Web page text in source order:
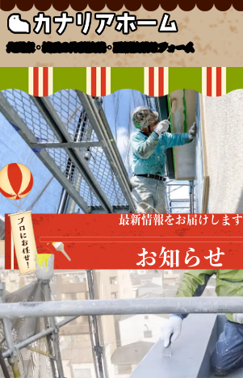
北関東・埼玉の外壁塗装・屋根塗装リフォーム
最新情報をお届けします
お知らせ